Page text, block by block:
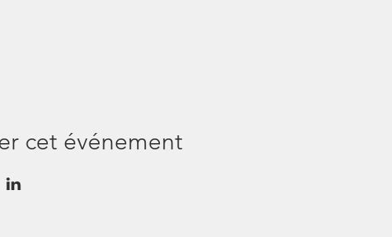
cet événement